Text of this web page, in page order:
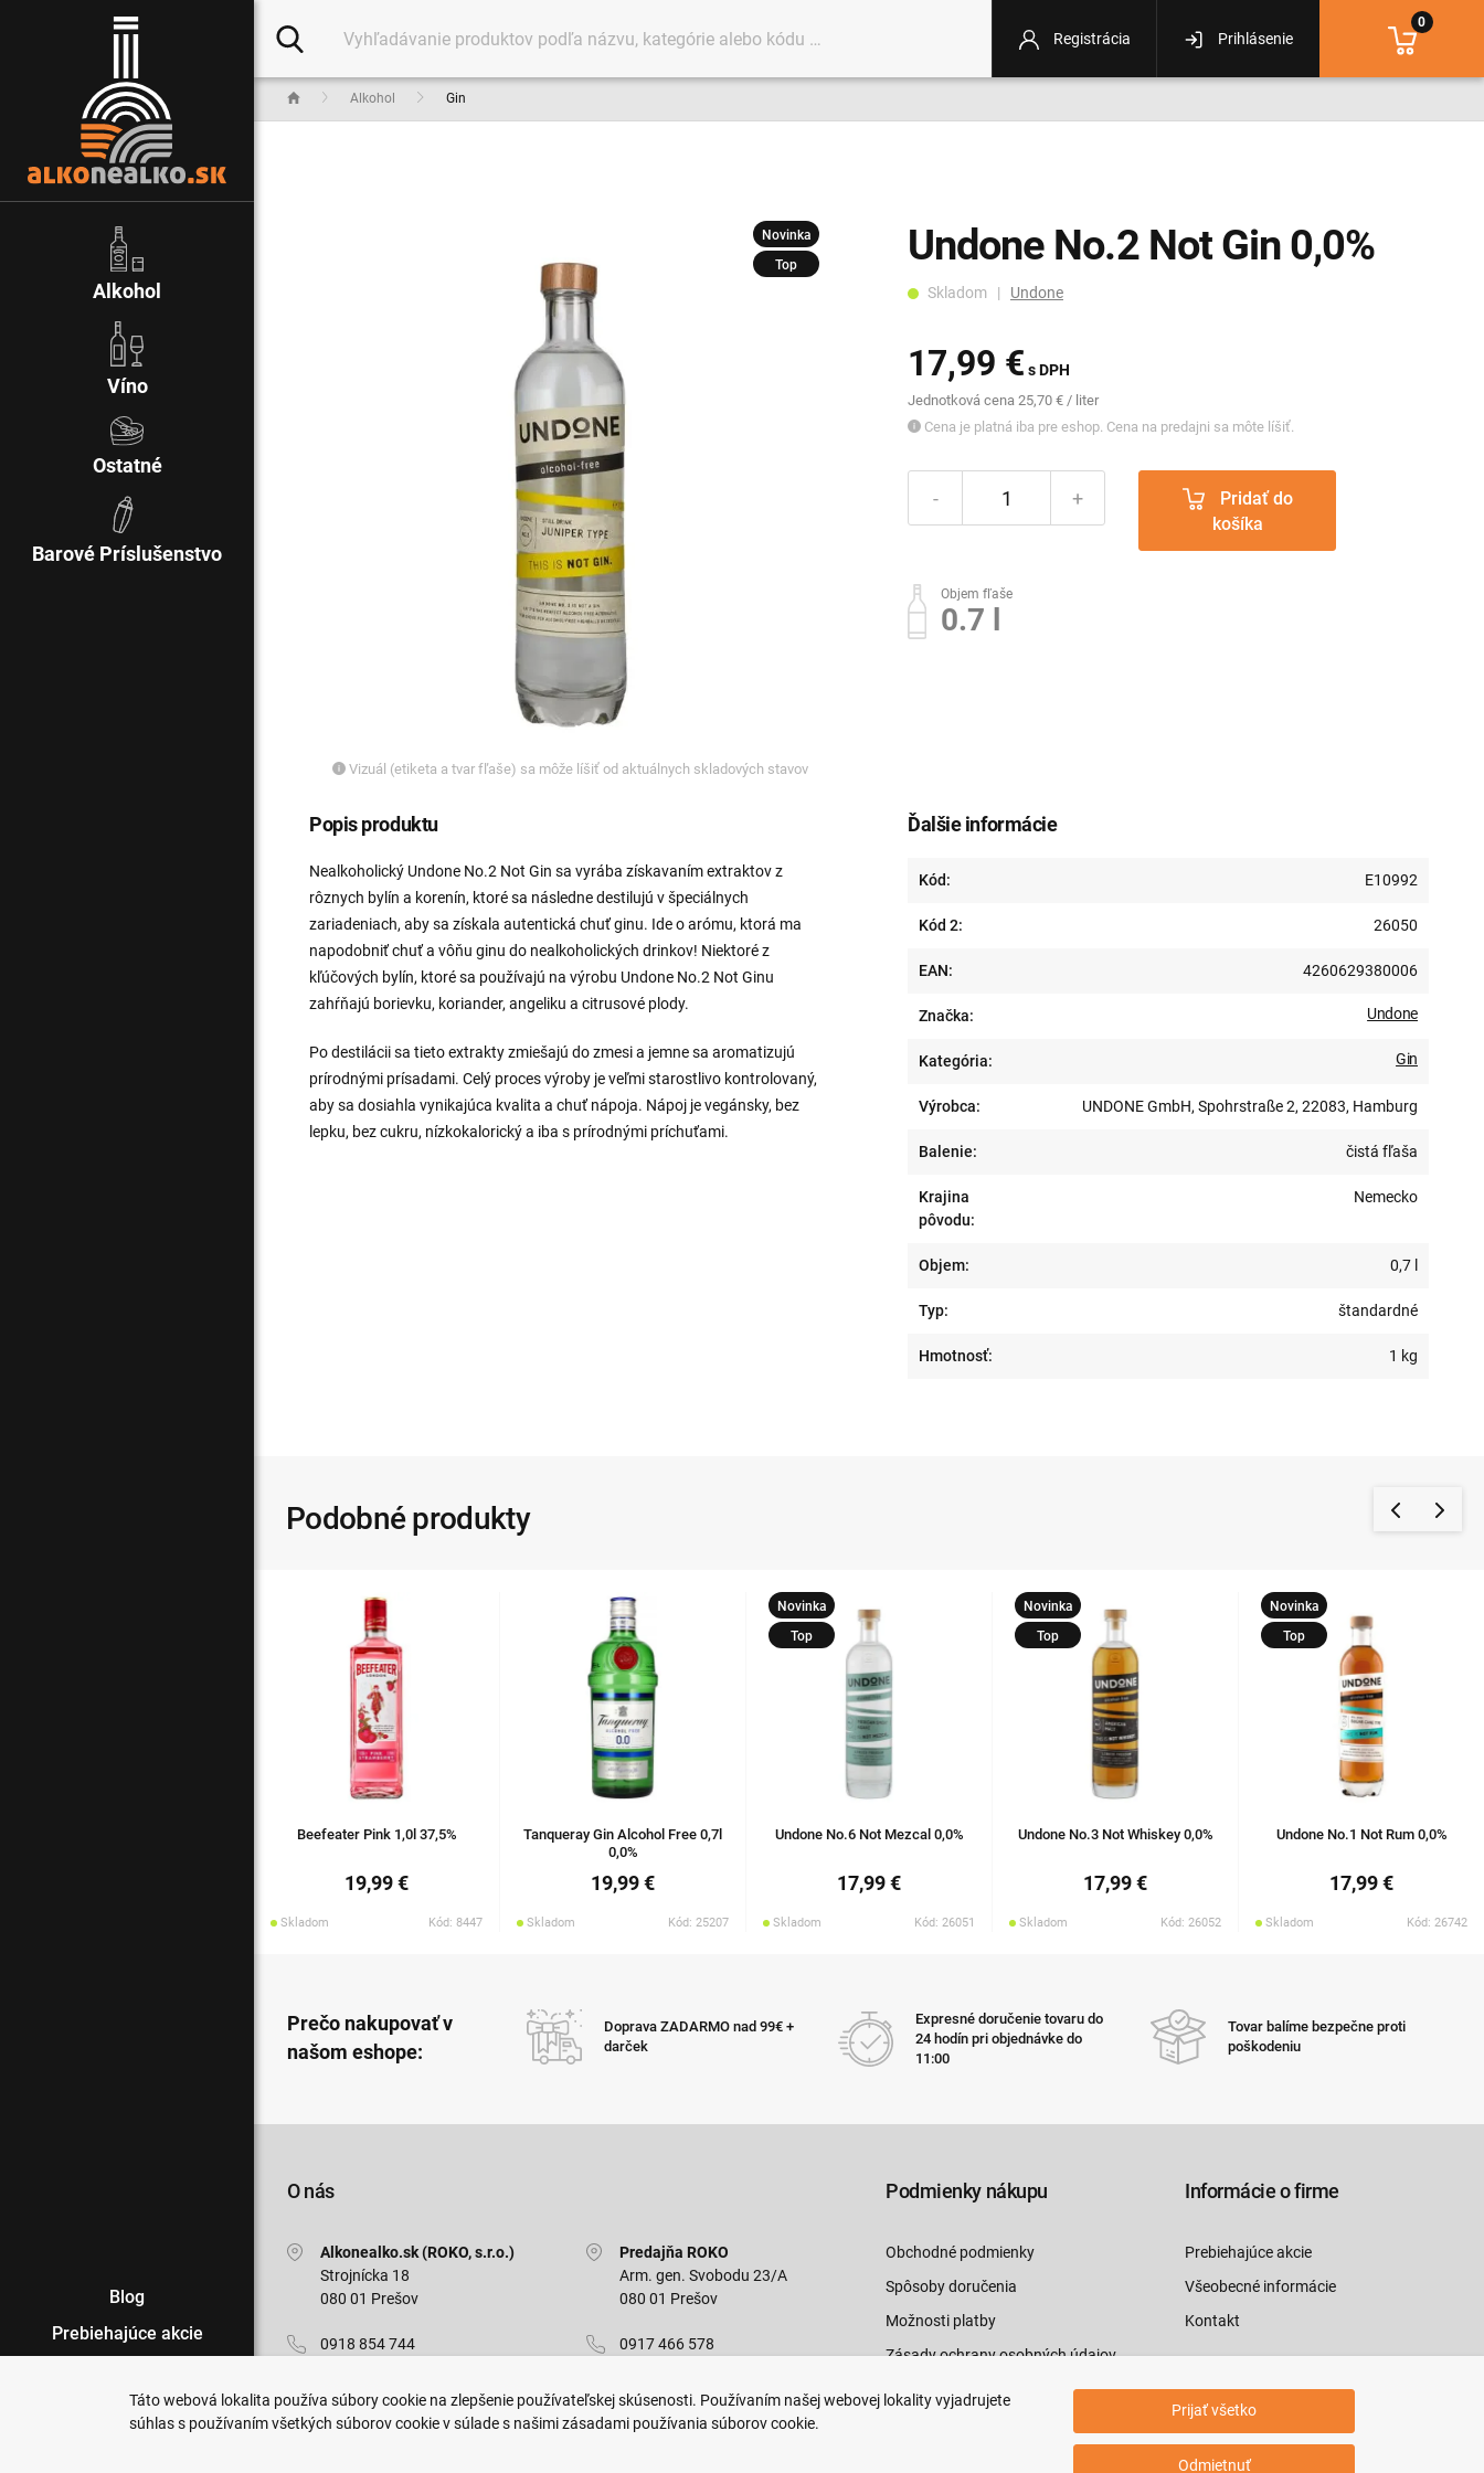
Alkohol Gin
Undone No.2 Not Gin 0,0%
Skladom | Undone
17,99 € s DPH
Jednotková cena 25,70 € / liter
Cena je platná iba pre eshop. Cena na predajni sa môte líšiť.
- +
košíka
Objem fľaše
0.7 l
Novinka
Top
Vizuál (etiketa a tvar fľaše) sa môže líšiť od aktuálnych skladových stavov
Ďalšie informácie
Kód: E10992
Kód 2: 26050
EAN: 4260629380006
Značka: Undone
Kategória: Gin
Výrobca: UNDONE GmbH, Spohrstraße 2, 22083, Hamburg
Balenie: čistá fľaša
Krajina
pôvodu:
Nemecko
Objem: 0,7 l
Typ: štandardné
Hmotnosť: 1 kg
Popis produktu
Nealkoholický Undone No.2 Not Gin sa vyrába získavaním extraktov z
rôznych bylín a korenín, ktoré sa následne destilujú v špeciálnych
zariadeniach, aby sa získala autentická chuť ginu. Ide o arómu, ktorá ma
napodobniť chuť a vôňu ginu do nealkoholických drinkov! Niektoré z
kľúčových bylín, ktoré sa používajú na výrobu Undone No.2 Not Ginu
zahŕňajú borievku, koriander, angeliku a citrusové plody.
Po destilácii sa tieto extrakty zmiešajú do zmesi a jemne sa aromatizujú
prírodnými prísadami. Celý proces výroby je veľmi starostlivo kontrolovaný,
aby sa dosiahla vynikajúca kvalita a chuť nápoja. Nápoj je vegánsky, bez
lepku, bez cukru, nízkokalorický a iba s prírodnými príchuťami.
Podobné produkty
Beefeater Pink 1,0l 37,5%
19,99 €
Skladom Kód: 8447
Tanqueray Gin Alcohol Free 0,7l
0,0%
19,99 €
Skladom Kód: 25207
Novinka
Top
Undone No.6 Not Mezcal 0,0%
17,99 €
Skladom Kód: 26051
Novinka
Top
Undone No.3 Not Whiskey 0,0%
17,99 €
Skladom Kód: 26052
Novinka
Top
Undone No.1 Not Rum 0,0%
17,99 €
Skladom Kód: 26742
Prečo nakupovať v
našom eshope:
Doprava ZADARMO nad 99€ +
darček
Expresné doručenie tovaru do
24 hodín pri objednávke do
11:00
Tovar balíme bezpečne proti
poškodeniu
O nás
Alkonealko.sk (ROKO, s.r.o.)
Strojnícka 18
080 01 Prešov
0918 854 744
Pon-Pia: 7:00 - 15:30
Predajňa ROKO
Arm. gen. Svobodu 23/A
080 01 Prešov
0917 466 578
Pon-Ned: 9:00 - 20:00
Podmienky nákupu
Obchodné podmienky
Spôsoby doručenia
Možnosti platby
Zásady ochrany osobných údajov
Informácie o firme
Prebiehajúce akcie
Všeobecné informácie
Kontakt
Registrácia Prihlásenie
0
Alkohol
Víno
Ostatné
Barové Príslušenstvo
Blog
Prebiehajúce akcie
PredajneTáto webová lokalita používa súbory cookie na zlepšenie používateľskej skúsenosti. Používaním našej webovej lokality vyjadrujete
súhlas s používaním všetkých súborov cookie v súlade s našimi zásadami používania súborov cookie.
Prijať všetko
Odmietnuť